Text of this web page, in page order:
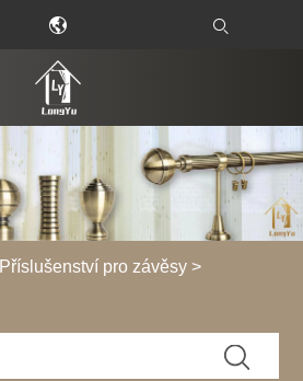
Příslušenství pro závěsy >